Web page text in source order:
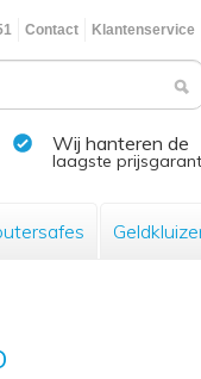
Contact Klantenservice
Wij hanteren de
laagste